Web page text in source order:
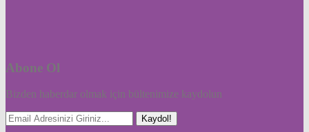
Abone Ol
Bizden haberdar olmak için bültenimize kaydolun
Kaydol!